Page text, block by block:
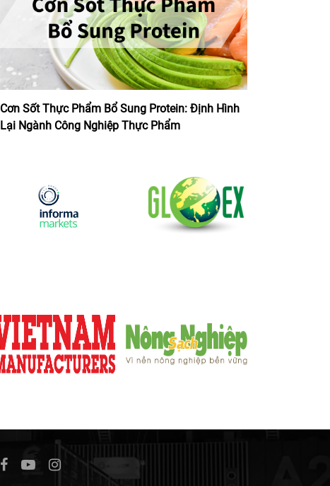
Cơn Sốt Thực Phẩm Bổ Sung Protein: Định Hình
Lại Ngành Công Nghiệp Thực Phẩm